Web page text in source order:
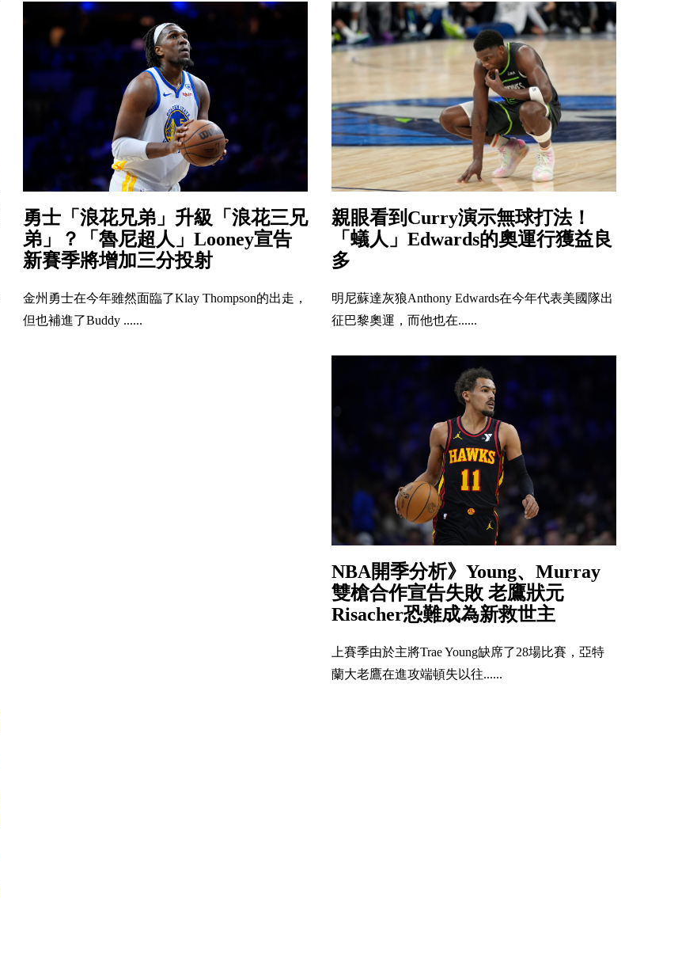
勇士「浪花兄弟」升級「浪花三兄
弟」？「魯尼超人」Looney宣告
新賽季將增加三分投射
金州勇士在今年雖然面臨了Klay Thompson的出走，
但也補進了Buddy ......
親眼看到Curry演示無球打法！
「蟻人」Edwards的奧運行獲益良
多
明尼蘇達灰狼Anthony Edwards在今年代表美國隊出
征巴黎奧運，而他也在......
NBA開季分析》Young、Murray
雙槍合作宣告失敗 老鷹狀元
Risacher恐難成為新救世主
上賽季由於主將Trae Young缺席了28場比賽，亞特
蘭大老鷹在進攻端頓失以往......